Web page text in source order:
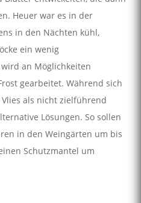
Heuer war es in der
in den Nächten kühl,
ein wenig
an Möglichkeiten
gearbeitet. Während sich
als nicht zielführend
Lösungen. So sollen
in den Weingärten um bis
Schutzmantel um